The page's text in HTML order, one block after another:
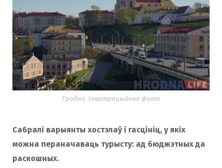
Гродна. Ілюстрацыйнае фота
Сабралі варыянты хостэлаў і гасцініц, у якіх
можна пераначаваць турысту: ад бюджэтных да
раскошных.